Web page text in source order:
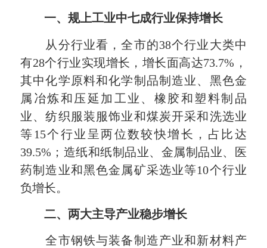
一、规上工业中七成行业保持增长
从分行业看，全市的38个行业大类中
有28个行业实现增长，增长面高达73.7%，
其中化学原料和化学制品制造业、黑色金
属冶炼和压延加工业、橡胶和塑料制品
业、纺织服装服饰业和煤炭开采和洗选业
等15个行业呈两位数较快增长，占比达
39.5%；造纸和纸制品业、金属制品业、医
药制造业和黑色金属矿采选业等10个行业
负增长。
二、两大主导产业稳步增长
全市钢铁与装备制造产业和新材料产